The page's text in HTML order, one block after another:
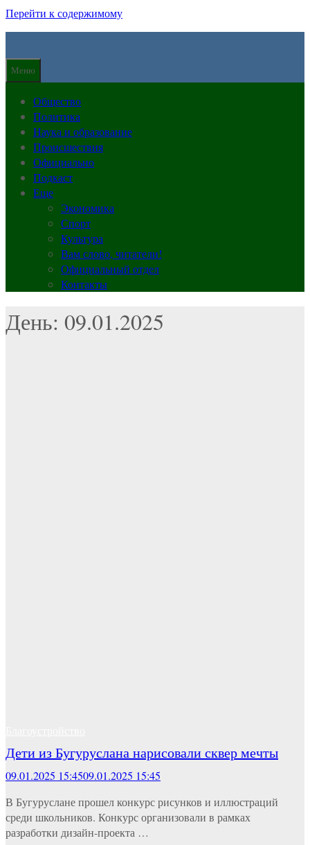
Перейти к содержимому
Меню
Общество
Политика
Наука и образование
Происшествия
Официально
Подкаст
Еще
Экономика
Спорт
Культура
Вам слово, читатели!
Официальный отдел
Контакты
День: 09.01.2025
Дети из Бугуруслана нарисовали сквер мечты
09.01.2025 15:4509.01.2025 15:45
В Бугуруслане прошел конкурс рисунков и иллюстраций
среди школьников. Конкурс организовали в рамках
разработки дизайн-проекта …